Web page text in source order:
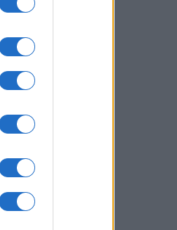
07/08/26 - 15:51
αποθέματα όπλων
της διαδοχής» πάνω από το
Το γηρασμένο σύστημα
07/08/26 - 15:34
της γερμανικής αστυνομίας
μαφία: Συνελήφθη